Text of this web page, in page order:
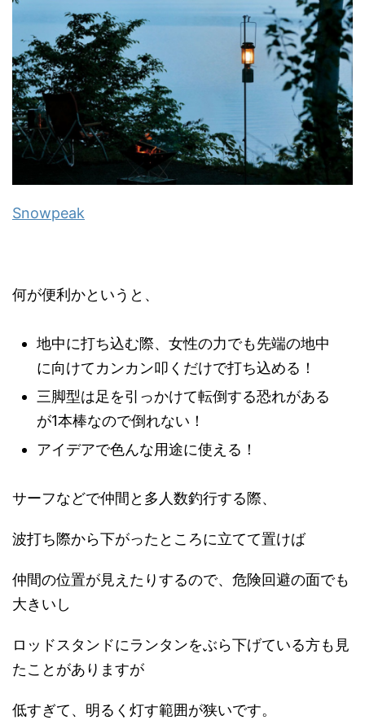
Snowpeak
何が便利かというと、
地中に打ち込む際、女性の力でも先端の地中
に向けてカンカン叩くだけで打ち込める！
三脚型は足を引っかけて転倒する恐れがある
が1本棒なので倒れない！
アイデアで色んな用途に使える！
サーフなどで仲間と多人数釣行する際、
波打ち際から下がったところに立てて置けば
仲間の位置が見えたりするので、危険回避の面でも
大きいし
ロッドスタンドにランタンをぶら下げている方も見
たことがありますが
低すぎて、明るく灯す範囲が狭いです。